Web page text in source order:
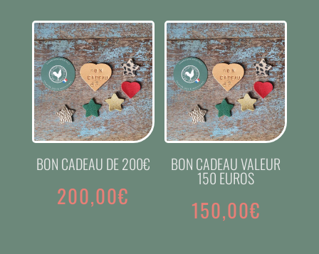
BON CADEAU DE 200€
200,00€
BON CADEAU VALEUR
150 EUROS
150,00€